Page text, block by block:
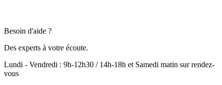
Besoin d'aide ?
Des experts à votre écoute.
Lundi - Vendredi : 9h-12h30 / 14h-18h et Samedi matin sur rendez-
vous